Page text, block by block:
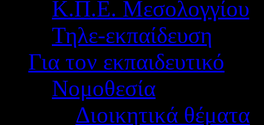
Κ.Π.Ε. Μεσολογγίου
Τηλε-εκπαίδευση
Για τον εκπαιδευτικό
Νομοθεσία
Διοικητικά θέματα